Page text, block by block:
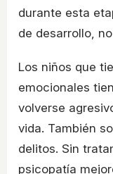
durante esta
de desarrollo,
Los niños que
emocionales
volverse
vida. También
delitos. Sin
psicopatía